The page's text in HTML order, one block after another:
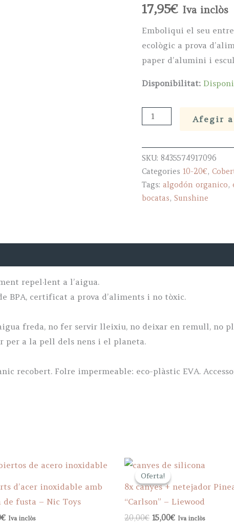
17,95€ Iva inclòs
Emboliqui el seu
ecològic a prova
paper d’alumini i
Disponibilitat:
Porta
entrepans
Eden
green
quantity
Afegir
SKU:8435574917096
Categories10-20€,
Tags:algodón organico,
bocatas,Sunshine
repel·lent a l’aigua.
BPA, certificat a prova d’aliments i no tòxic.
freda, no fer servir lleixiu, no deixar en remull, no
per a la pell dels nens i el planeta.
recobert. Folre impermeable: eco-plàstic EVA.
d’acer inoxidable amb
de fusta – Nic Toys
€ Iva inclòs
Oferta!
Oferta!
8x canyes + netejador
“Carlson” – Liewood
20,00€ Original
15,00€Current
Iva inclòs